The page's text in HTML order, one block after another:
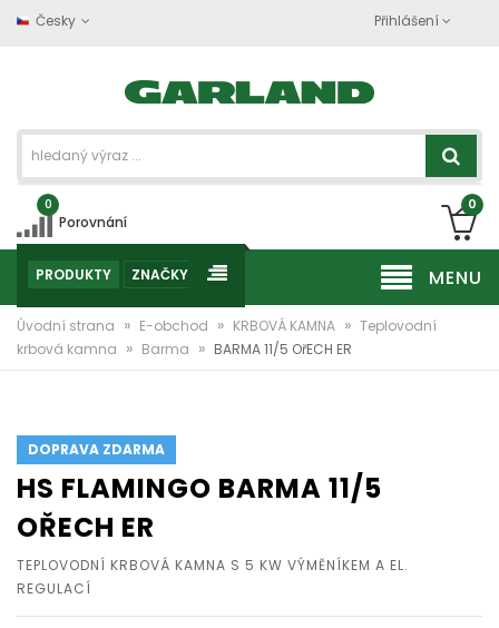
Česky Přihlášení
0
Porovnání
0
MENU
PRODUKTY ZNAČKY
Úvodní strana » E-obchod » KRBOVÁ KAMNA » Teplovodní
krbová kamna » Barma » BARMA 11/5 OřECH ER
DOPRAVA ZDARMA
HS FLAMINGO BARMA 11/5
OŘECH ER
TEPLOVODNÍ KRBOVÁ KAMNA S 5 KW VÝMĚNÍKEM A EL.
REGULACÍ